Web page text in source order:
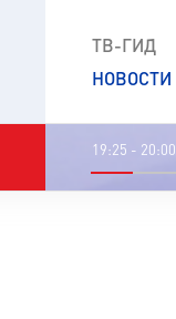
ТВ-ГИД
НОВОСТИ
19:25 - 20:00